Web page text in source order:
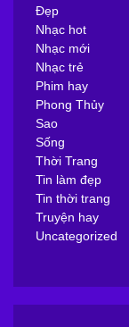
Đẹp
Nhạc hot
Nhạc mới
Nhạc trẻ
Phim hay
Phong Thủy
Sao
Sống
Thời Trang
Tin làm đẹp
Tin thời trang
Truyện hay
Uncategorized